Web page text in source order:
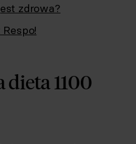
zdrowa?
dieta 1100